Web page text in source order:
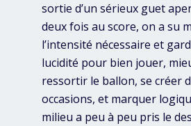
sortie d’un sérieux guet
deux fois au score, on a su
l’intensité nécessaire et
lucidité pour bien jouer,
ressortir le ballon, se créer
occasions, et marquer
milieu a peu à peu pris le